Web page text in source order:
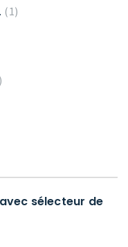
1
sélecteur de